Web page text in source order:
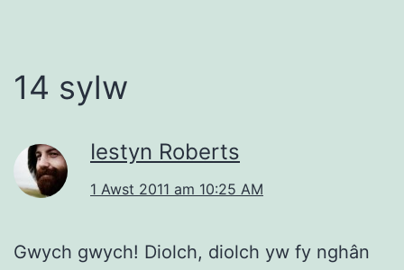
14 sylw
Iestyn Roberts
1 Awst 2011 am 10:25 AM
Gwych gwych! Diolch, diolch yw fy nghân